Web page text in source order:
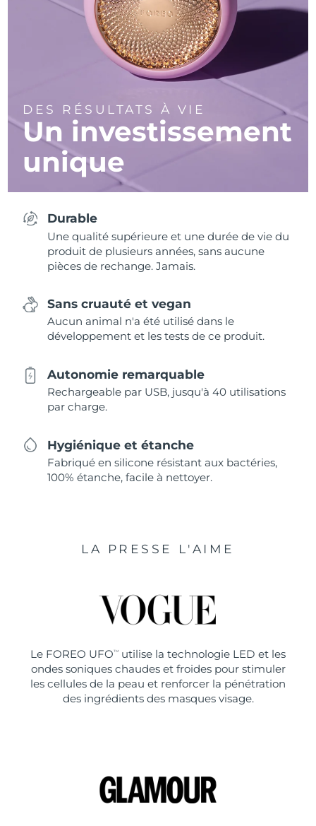
DES RÉSULTATS À VIE
Un investissement
unique
Durable
Une qualité supérieure et une durée de vie du
produit de plusieurs années, sans aucune
pièces de rechange. Jamais.
Sans cruauté et vegan
Aucun animal n'a été utilisé dans le
développement et les tests de ce produit.
Autonomie remarquable
Rechargeable par USB, jusqu'à 40 utilisations
par charge.
Hygiénique et étanche
Fabriqué en silicone résistant aux bactéries,
100% étanche, facile à nettoyer.
LA PRESSE L'AIME
Le FOREO UFO TM
utilise la technologie LED et les
ondes soniques chaudes et froides pour stimuler
les cellules de la peau et renforcer la pénétration
des ingrédients des masques visage.